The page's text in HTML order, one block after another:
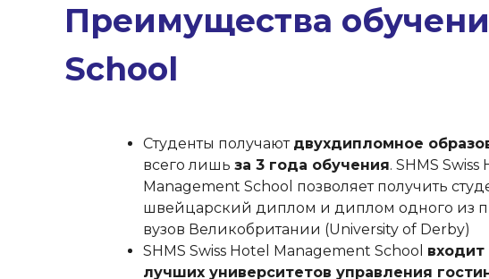
Преимущества
School
Студенты получают двухдипломное
всего лишь за 3 года обучения. SHMS Swiss
Management School позволяет получить
швейцарский диплом и диплом одного из
вузов Великобритании (University of Derby)
SHMS Swiss Hotel Management School входит
лучших университетов управления